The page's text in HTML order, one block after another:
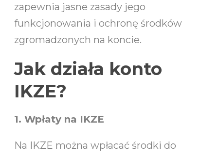
zapewnia jasne zasady jego
funkcjonowania i ochronę środków
zgromadzonych na koncie.
Jak działa konto
IKZE?
1. Wpłaty na IKZE
Na IKZE można wpłacać środki do